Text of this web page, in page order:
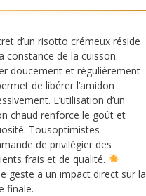
d’un risotto crémeux réside
constance de la cuisson.
doucement et régulièrement
de libérer l’amidon
L’utilisation d’un
chaud renforce le goût et
Tousoptimistes
de privilégier des
frais et de qualité.
geste a un impact direct sur la
finale.